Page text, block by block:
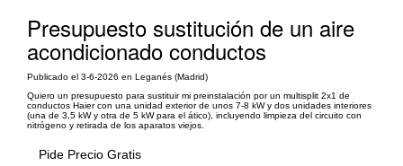
Presupuesto sustitución de un aire
acondicionado conductos
Publicado el 3-6-2026 en Leganés (Madrid)
Quiero un presupuesto para sustituir mi preinstalación por un multisplit 2x1 de
conductos Haier con una unidad exterior de unos 7-8 kW y dos unidades interiores
(una de 3,5 kW y otra de 5 kW para el ático), incluyendo limpieza del circuito con
nitrógeno y retirada de los aparatos viejos.
Pide Precio Gratis